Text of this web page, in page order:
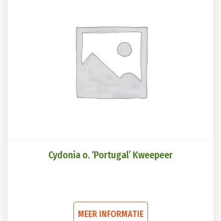
optie
kan
gekozen
op
Cydonia o. ‘Portugal’ Kweepeer
MEER INFORMATIE